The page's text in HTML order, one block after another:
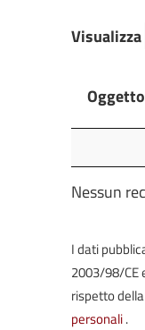
Visualizza
Oggetto
Nessun
I dati
2003/98/CE
rispetto
personali.